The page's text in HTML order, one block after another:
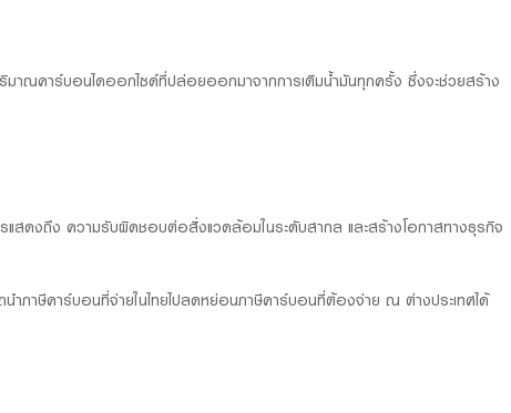
าณคาร์บอนไดออกไซด์ที่ปล่อยออกมาจากการเติมน้ำมันทุกครั้ง ซึ่งจะช่วยสร้าง
รแสดงถึง ความรับผิดชอบต่อสิ่งแวดล้อมในระดับสากล และสร้างโอกาสทางธุรกิจ
ภาษีคาร์บอนที่จ่ายในไทยไปลดหย่อนภาษีคาร์บอนที่ต้องจ่าย ณ ต่างประเทศได้